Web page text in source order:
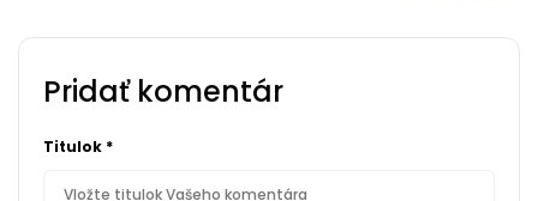
Pridať komentár
Titulok *